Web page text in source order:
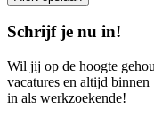
Schrijf je nu in!
Wil jij op de hoogte
vacatures en altijd
in als werkzoekende!